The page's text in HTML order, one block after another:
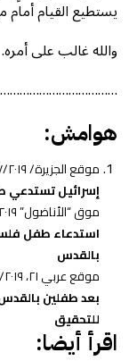
يستطيع القيام أمام
والله غالب على أمره.
هوامش:
موقع الجزيرة/ ٣٠/٧/٢٠١٩، على الرابط:
إسرائيل تستدعي طفلا عمره
موق “الأناضول” ٣٠/٧/٢٠١٩، على الرابط:
استدعاء طفل
بالقدس
موقع عربي ٢١، ١/٨/٢٠١٩، على الرابط:
بعد طفلين
للتحقيق
اقرأ أيضا: